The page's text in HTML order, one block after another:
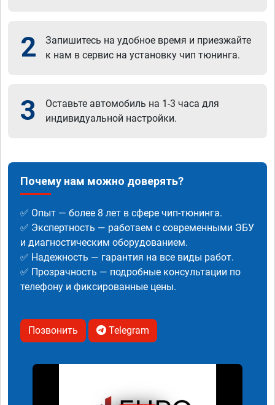
2
Запишитесь на удобное время и приезжайте
к нам в сервис на установку чип тюнинга.
3
Оставьте автомобиль на 1-3 часа для
индивидуальной настройки.
Почему нам можно доверять?
✅ Опыт — более 8 лет в сфере чип-тюнинга.
✅ Экспертность — работаем с современными ЭБУ
и диагностическим оборудованием.
✅ Надежность — гарантия на все виды работ.
✅ Прозрачность — подробные консультации по
телефону и фиксированные цены.
Позвонить Telegram